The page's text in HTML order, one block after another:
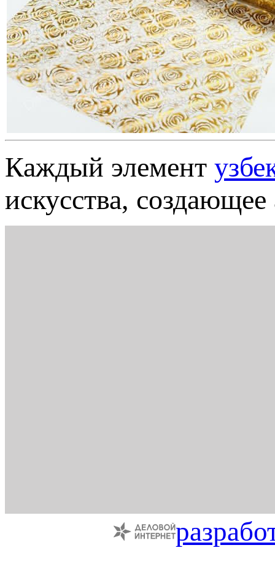
Каждый элемент
искусства,